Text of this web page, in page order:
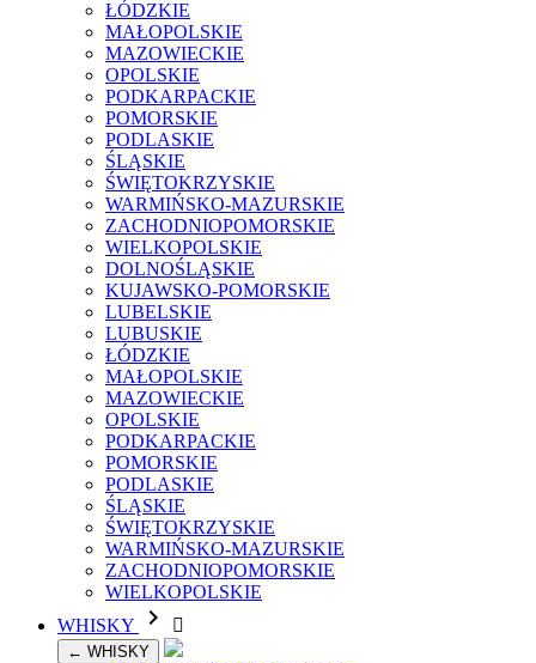
ŁÓDZKIE
MAŁOPOLSKIE
MAZOWIECKIE
OPOLSKIE
PODKARPACKIE
POMORSKIE
PODLASKIE
ŚLĄSKIE
ŚWIĘTOKRZYSKIE
WARMIŃSKO-MAZURSKIE
ZACHODNIOPOMORSKIE
WIELKOPOLSKIE
DOLNOŚLĄSKIE
KUJAWSKO-POMORSKIE
LUBELSKIE
LUBUSKIE
ŁÓDZKIE
MAŁOPOLSKIE
MAZOWIECKIE
OPOLSKIE
PODKARPACKIE
POMORSKIE
PODLASKIE
ŚLĄSKIE
ŚWIĘTOKRZYSKIE
WARMIŃSKO-MAZURSKIE
ZACHODNIOPOMORSKIE
WIELKOPOLSKIE
WHISKY
 
← WHISKY